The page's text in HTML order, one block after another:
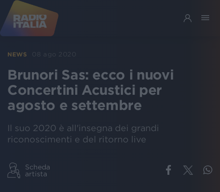
NEWS 08 ago 2020
Brunori Sas: ecco i nuovi
Concertini Acustici per
agosto e settembre
Il suo 2020 è all'insegna dei grandi
riconoscimenti e del ritorno live
Scheda
artista